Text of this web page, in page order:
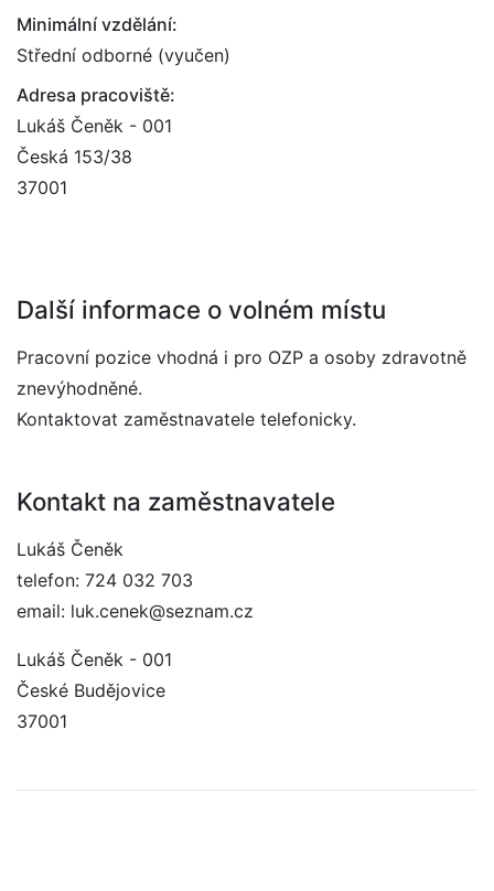
Minimální vzdělání:
Střední odborné (vyučen)
Adresa pracoviště:
Lukáš Čeněk - 001
Česká 153/38
37001
Další informace o volném místu
Pracovní pozice vhodná i pro OZP a osoby zdravotně
znevýhodněné.
Kontaktovat zaměstnavatele telefonicky.
Kontakt na zaměstnavatele
Lukáš Čeněk
telefon: 724 032 703
email: luk.cenek@seznam.cz
Lukáš Čeněk - 001
České Budějovice
37001